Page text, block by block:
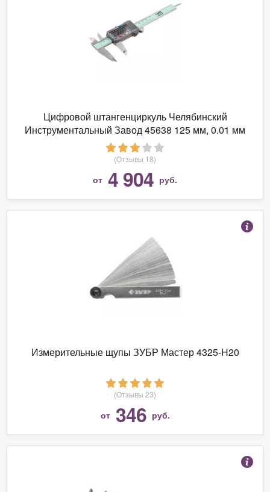
Цифровой штангенциркуль Челябинский
Инструментальный Завод 45638 125 мм, 0.01 мм
(Отзывы 18)
от 4 904 руб.
Измерительные щупы ЗУБР Мастер 4325-H20
(Отзывы 23)
от 346 руб.